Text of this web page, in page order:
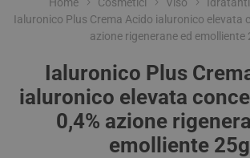
Ialuronico Plus Crema Acido ialuronico elevata
azione rigenerane ed emolliente
Ialuronico Plus
ialuronico elevata
0,4% azione
emolliente 25g